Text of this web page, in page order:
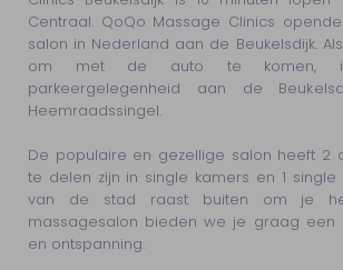
Centraal. QoQo Massage Clinics
salon in Nederland aan de Beukelsdijk.
om met de auto te komen,
parkeergelegenheid aan de
Heemraadssingel.
De populaire en gezellige salon heeft 2
te delen zijn in single kamers en 1 single
van de stad raast buiten om je
massagesalon bieden we je graag een
en ontspanning.